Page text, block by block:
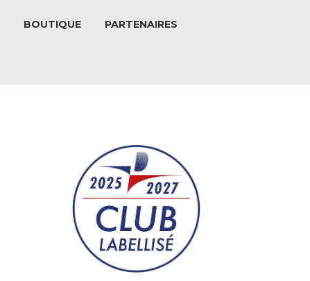
BOUTIQUE PARTENAIRES